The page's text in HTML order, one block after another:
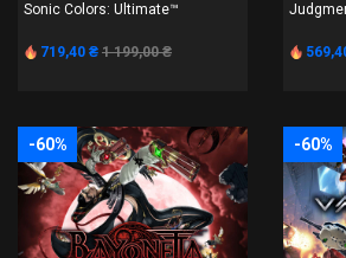
Sonic Colors: Ultimate™
719,40 ₴ 1 199,00 ₴
-60% -60%